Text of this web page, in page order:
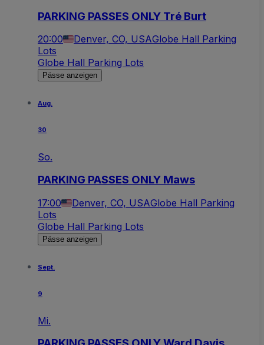
PARKING PASSES ONLY Tré Burt
20:00 Denver, CO, USAGlobe Hall Parking
Lots
Globe Hall Parking Lots
Pässe anzeigen
Aug.
30
So.
PARKING PASSES ONLY Maws
17:00 Denver, CO, USAGlobe Hall Parking
Lots
Globe Hall Parking Lots
Pässe anzeigen
Sept.
9
Mi.